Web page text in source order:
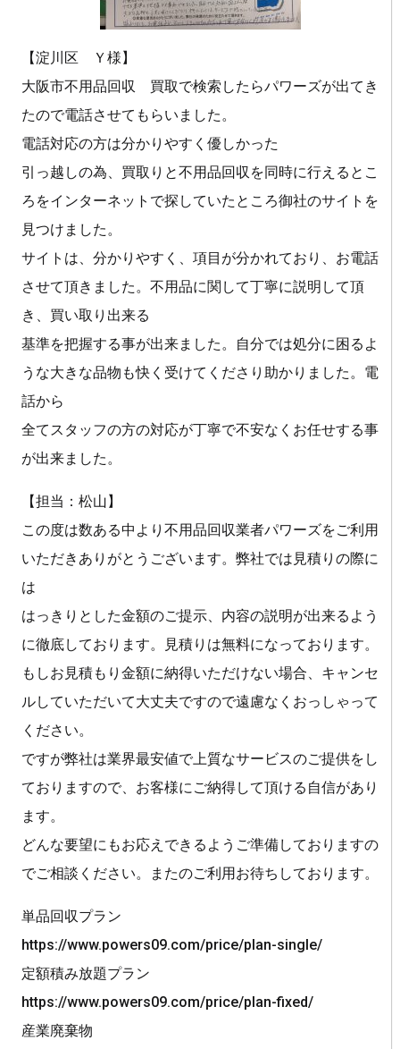
【淀川区 Ｙ様】
大阪市不用品回収 買取で検索したらパワーズが出てき
たので電話させてもらいました。
電話対応の方は分かりやすく優しかった
引っ越しの為、買取りと不用品回収を同時に行えるとこ
ろをインターネットで探していたところ御社のサイトを
見つけました。
サイトは、分かりやすく、項目が分かれており、お電話
させて頂きました。不用品に関して丁寧に説明して頂
き、買い取り出来る
基準を把握する事が出来ました。自分では処分に困るよ
うな大きな品物も快く受けてくださり助かりました。電
話から
全てスタッフの方の対応が丁寧で不安なくお任せする事
が出来ました。
【担当：松山】
この度は数ある中より不用品回収業者パワーズをご利用
いただきありがとうございます。弊社では見積りの際に
は
はっきりとした金額のご提示、内容の説明が出来るよう
に徹底しております。見積りは無料になっております。
もしお見積もり金額に納得いただけない場合、キャンセ
ルしていただいて大丈夫ですので遠慮なくおっしゃって
ください。
ですが弊社は業界最安値で上質なサービスのご提供をし
ておりますので、お客様にご納得して頂ける自信があり
ます。
どんな要望にもお応えできるようご準備しておりますの
でご相談ください。またのご利用お待ちしております。
単品回収プラン
https://www.powers09.com/price/plan-single/
定額積み放題プラン
https://www.powers09.com/price/plan-fixed/
産業廃棄物